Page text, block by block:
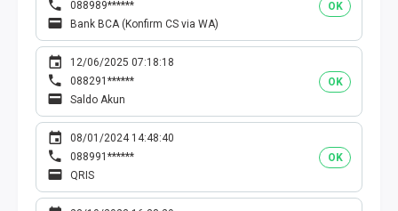
OK
088989******
Bank BCA (Konfirm CS via WA)
OK
12/06/2025 07:18:18
088291******
Saldo Akun
OK
08/01/2024 14:48:40
088991******
QRIS